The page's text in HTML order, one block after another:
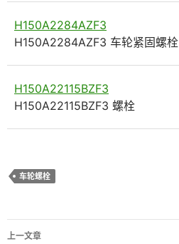
H150A2284AZF3
H150A2284AZF3 车轮紧固螺栓
H150A22115BZF3
H150A22115BZF3 螺栓
车轮螺栓
文
上一文章